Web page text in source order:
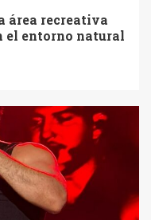
área recreativa
el entorno natural